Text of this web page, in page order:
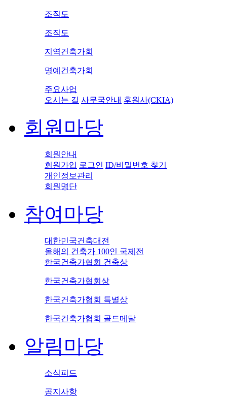
조직도
조직도
지역건축가회
명예건축가회
주요사업
오시는 길 사무국안내 후원사(CKIA)
회원마당
회원안내
회원가입 로그인 ID/비밀번호 찾기
개인정보관리
회원명단
참여마당
대한민국건축대전
올해의 건축가 100인 국제전
한국건축가협회 건축상
한국건축가협회상
한국건축가협회 특별상
한국건축가협회 골드메달
알림마당
소식피드
공지사항